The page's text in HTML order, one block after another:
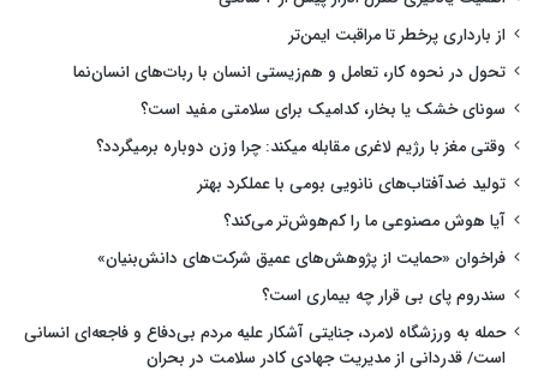
از بارداری پرخطر تا مراقبت ایمن‌تر
تحول در نحوه کار، تعامل و هم‌زیستی انسان با ربات‌های انسان‌نما
سونای خشک یا بخار، کدامیک برای سلامتی مفید است؟
وقتی مغز با رژیم لاغری مقابله میکند: چرا وزن دوباره برمیگردد؟
تولید ضدآفتاب‌های نانویی بومی با عملکرد بهتر
آیا هوش مصنوعی ما را کم‌هوش‌تر می‌کند؟
فراخوان «حمایت از پژوهش‌های عمیق شرکت‌های دانش‌بنیان»
سندروم پای بی قرار چه بیماری است؟
حمله به ورزشگاه لامرد، جنایتی آشکار علیه مردم بی‌دفاع و فاجعه‌ای انسانی
است/ قدردانی از مدیریت جهادی کادر سلامت در بحران